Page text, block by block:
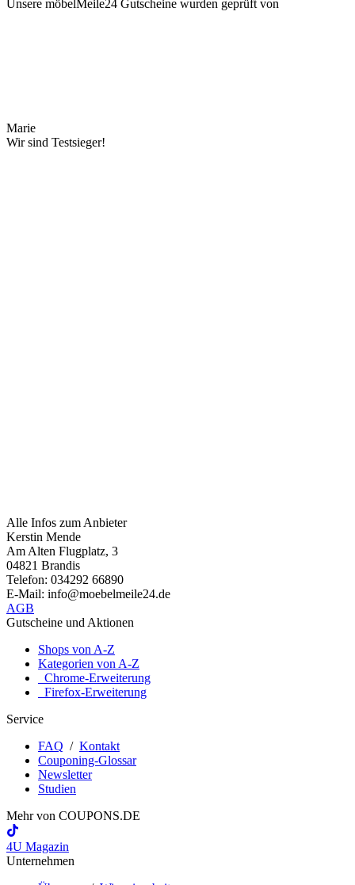
Unsere möbelMeile24 Gutscheine wurden geprüft von
Marie
Wir sind Testsieger!
Alle Infos zum Anbieter
Kerstin Mende
Am Alten Flugplatz, 3
04821 Brandis
Telefon: 034292 66890
E-Mail: info@moebelmeile24.de
AGB
Gutscheine und Aktionen
Shops von A-Z
Kategorien von A-Z
Chrome-Erweiterung
Firefox-Erweiterung
Service
FAQ / Kontakt
Couponing-Glossar
Newsletter
Studien
Mehr von COUPONS.DE
4U Magazin
Unternehmen